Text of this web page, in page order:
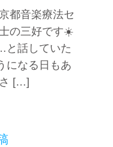
都音楽療法セ
の三好です☀️
と話していた
になる日もあ
[…]